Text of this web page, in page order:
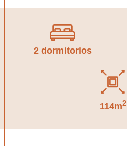
2 dormitorios
114m2